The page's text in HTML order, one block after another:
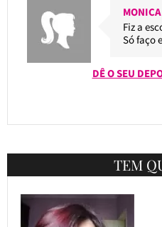
MONICA
Fiz a
Só faço
DÊ O SEU
TEM